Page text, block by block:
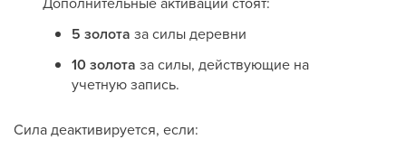
5 золота за силы деревни
10 золота за силы, действующие на
учетную запись.
Сила деактивируется, если: